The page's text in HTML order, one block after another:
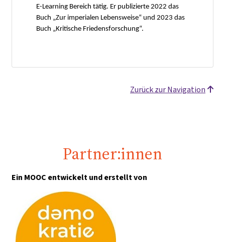
E-Learning Bereich tätig. Er publizierte 2022 das
Buch „Zur imperialen Lebensweise“ und 2023 das
Buch „Kritische Friedensforschung“.
Zurück zur Navigation
Partner:innen
Ein MOOC entwickelt und erstellt von